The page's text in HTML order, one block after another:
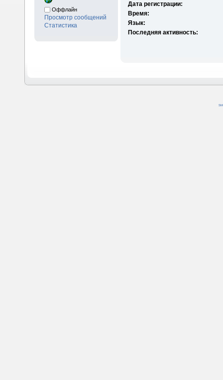
Оффлайн
Просмотр сообщений
Статистика
Дата регистрации:
Время:
Язык:
Последняя активность: